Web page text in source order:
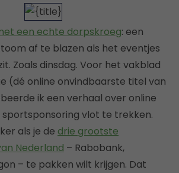
een echte dorpskroeg: een
af te blazen als het eventjes
Zoals dinsdag. Voor het vakblad
(dé online onvindbaarste titel van
ik een verhaal over online
sportsponsoring vlot te trekken.
als je de drie grootste
Nederland – Rabobank,
– te pakken wilt krijgen. Dat